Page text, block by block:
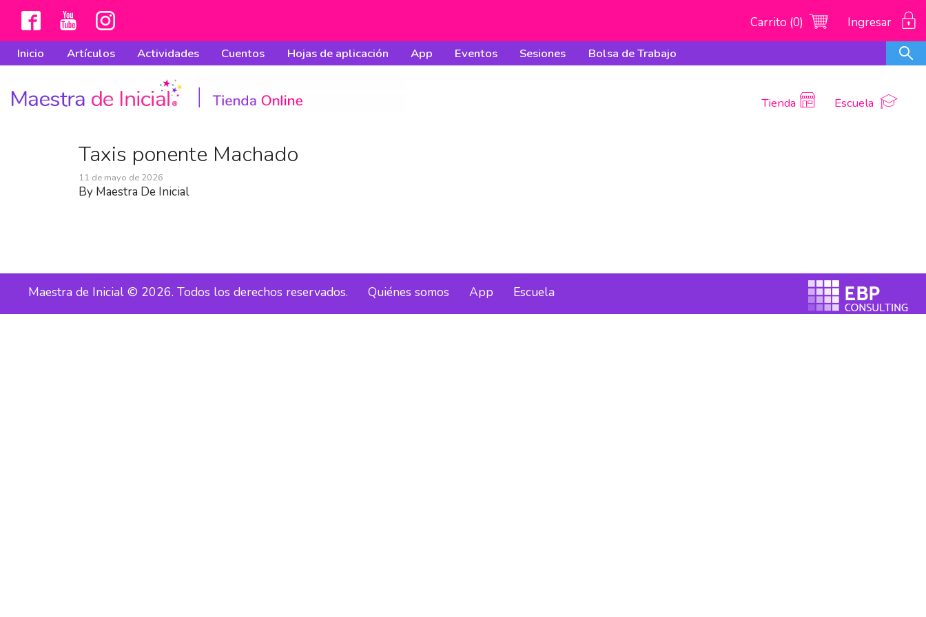
Carrito (0)
Ingresar
Inicio
Artículos Actividades Cuentos Hojas de aplicación App Eventos Sesiones Bolsa de Trabajo
Tienda Escuela
Taxis ponente Machado
11 de mayo de 2026
By Maestra De Inicial
Maestra de Inicial © 2026. Todos los derechos reservados. Quiénes somos App Escuela